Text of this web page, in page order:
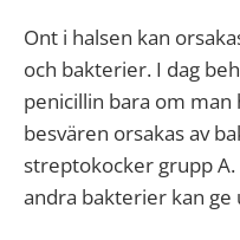
Ont i halsen kan
och bakterier. I dag
penicillin bara om man
besvären orsakas av
streptokocker grupp
andra bakterier kan ge